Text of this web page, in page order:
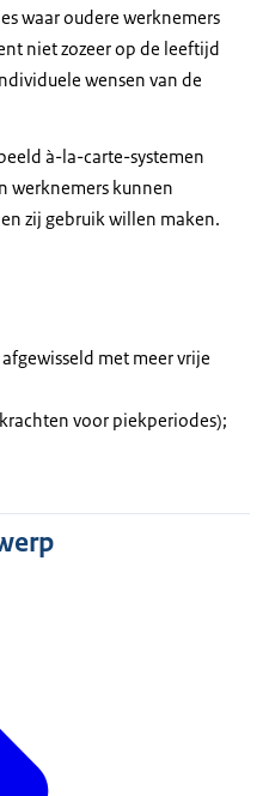
waar oudere werknemers
niet zozeer op de leeftijd
wensen van de
à-la-carte-systemen
werknemers kunnen
zij gebruik willen maken.
met meer vrije
voor piekperiodes);